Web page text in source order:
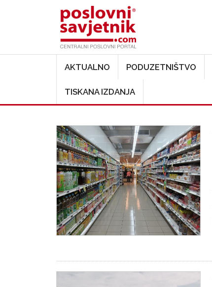
AKTUALNO PODUZETNIŠTVO
TISKANA IZDANJA